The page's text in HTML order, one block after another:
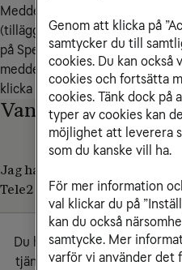
Meddelanden kan vara
(tilläggstjänst) eller inspelade
på Spela för att lyssna på ett
meddelanden genom att välja
klicka på Ta bort markerade
Vanliga frågor och
Jag har haft mobiltelefoni
Tele2 Växel. Kan jag nå mina
Behöver du
Du hittar information och
tjänster i vår
Genom att klicka på
samtycker du till
cookies. Du kan också
cookies och fortsätta
cookies. Tänk dock på
typer av cookies kan
möjlighet att leverera
som du kanske vill ha.
För mer information
val klickar du på
kan du också
samtycke. Mer
varför vi använder det